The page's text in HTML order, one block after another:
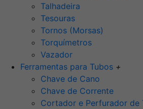
Talhadeira
Tesouras
Tornos (Morsas)
Torquímetros
Vazador
Ferramentas para Tubos +
Chave de Cano
Chave de Corrente
Cortador e Perfurador de